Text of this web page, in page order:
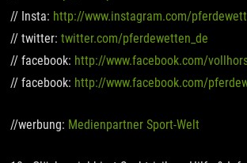
// Insta: http://www.instagram.com/
// twitter:twitter.com/pferdewetten_de
// facebook: http://www.facebook.com/
// facebook: http://www.facebook.com/
//werbung: Medienpartner Sport-Welt